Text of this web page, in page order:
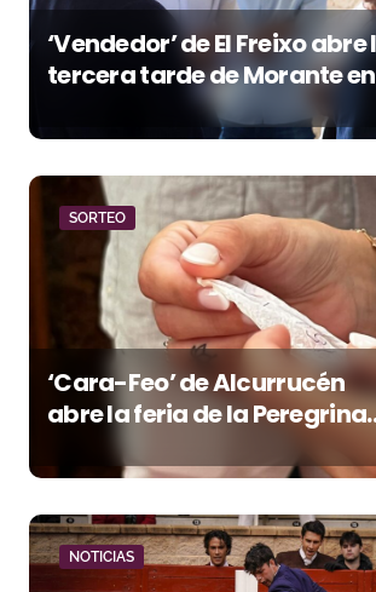
‘Vendedor’ de El Freixo abre
tercera tarde de Morante en
la temporada portuense
SORTEO
‘Cara-Feo’ de Alcurrucén
abre la feria de la Peregrina
NOTICIAS